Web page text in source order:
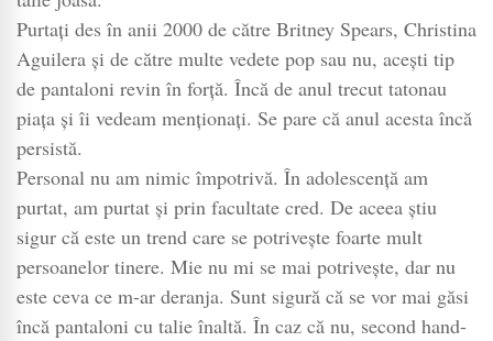
Purtați des în anii 2000 de către Britney Spears, Christina
Aguilera și de către multe vedete pop sau nu, acești tip
de pantaloni revin în forță. Încă de anul trecut tatonau
piața și îi vedeam menționați. Se pare că anul acesta încă
persistă.
Personal nu am nimic împotrivă. În adolescență am
purtat, am purtat și prin facultate cred. De aceea știu
sigur că este un trend care se potrivește foarte mult
persoanelor tinere. Mie nu mi se mai potrivește, dar nu
este ceva ce m-ar deranja. Sunt sigură că se vor mai găsi
încă pantaloni cu talie înaltă. În caz că nu, second hand-